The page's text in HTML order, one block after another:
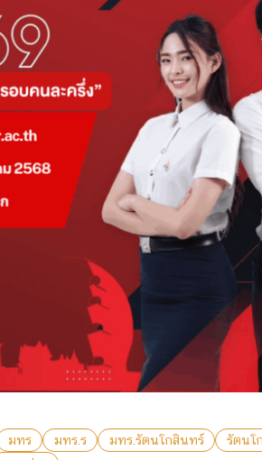
มทร มทร.ร มทร.รัตนโกสินทร์
รัตนโ